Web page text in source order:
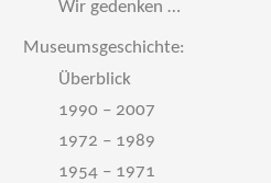
Wir gedenken …
Museumsgeschichte:
Überblick
1990 – 2007
1972 – 1989
1954 – 1971